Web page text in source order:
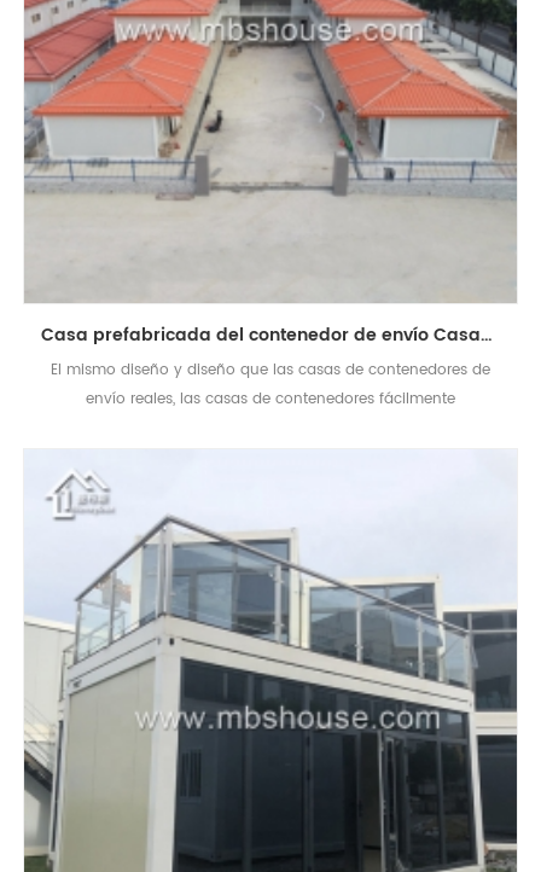
Casa prefabricada del contenedor de envío Casas que viven desmontables modulares
El mismo diseño y diseño que las casas de contenedores de
envío reales, las casas de contenedores fácilmente